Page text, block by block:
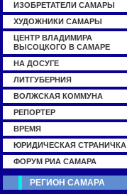
ИЗОБРЕТАТЕЛИ САМАРЫ
ХУДОЖНИКИ САМАРЫ
ЦЕНТР ВЛАДИМИРА
ВЫСОЦКОГО В САМАРЕ
НА ДОСУГЕ
ЛИТГУБЕРНИЯ
ВОЛЖСКАЯ КОММУНА
РЕПОРТЕР
ВРЕМЯ
ЮРИДИЧЕСКАЯ СТРАНИЧКА
ФОРУМ РИА САМАРА
РЕГИОН САМАРА